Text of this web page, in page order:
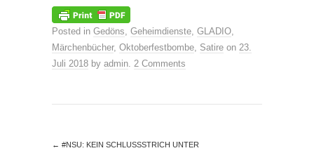
Posted in Gedöns, Geheimdienste, GLADIO,
Märchenbücher, Oktoberfestbombe, Satire on 23.
Juli 2018 by admin. 2 Comments
← #NSU: KEIN SCHLUSSSTRICH UNTER #